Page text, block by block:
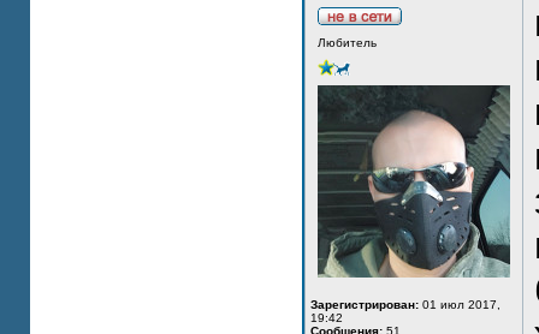
Любитель
Зарегистрирован: 01 июл 2017,
19:42
Сообщения: 51